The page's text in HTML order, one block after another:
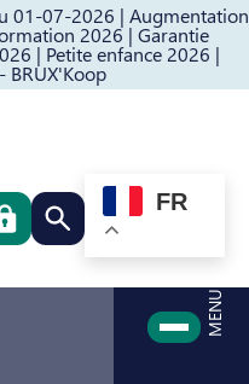
01-07-2026 | Augmentation
2026 | Garantie
| Petite enfance 2026 |
BRUX'Koop
au pied de page
Rechercher quelque
FR
MENU